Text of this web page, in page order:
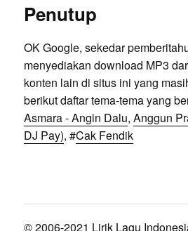
Penutup
OK Google, sekedar
menyediakan download MP3
konten lain di situs ini yang
berikut daftar tema-tema yang
Asmara - Angin Dalu, Anggun
DJ Pay), #Cak Fendik
© 2006-2021 Lirik Lagu